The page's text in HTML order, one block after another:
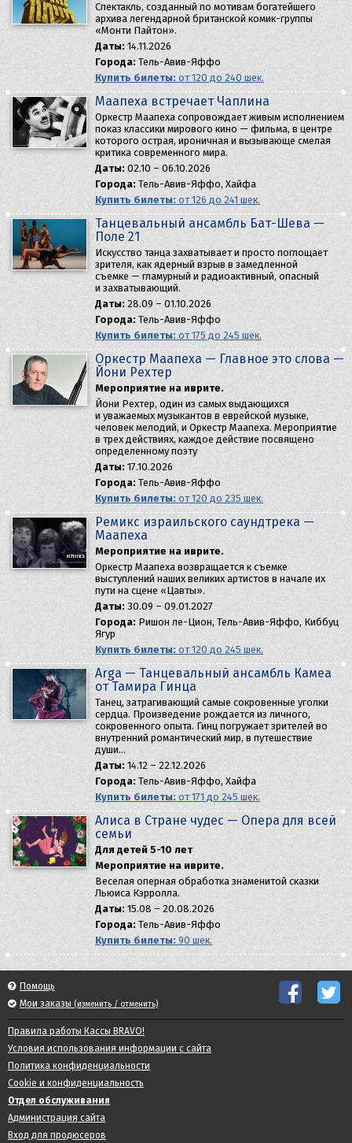
Спектакль, созданный по мотивам богатейшего
архива легендарной британской комик-группы
«Монти Пайтон».
Даты: 14.11.2026
Города: Тель-Авив-Яффо
Купить билеты: от 120 до 240 шек.
Маапеха встречает Чаплина
Оркестр Маапеха сопровождает живым исполнением
показ классики мирового кино — фильма, в центре
которого острая, ироничная и вызывающе смелая
критика современного мира.
Даты: 02.10 – 06.10.2026
Города: Тель-Авив-Яффо, Хайфа
Купить билеты: от 126 до 241 шек.
Танцевальный ансамбль Бат-Шева —
Поле 21
Искусство танца захватывает и просто поглощает
зрителя, как ядерный взрыв в замедленной
съемке — гламурный и радиоактивный, опасный
и захватывающий.
Даты: 28.09 – 01.10.2026
Города: Тель-Авив-Яффо
Купить билеты: от 175 до 245 шек.
Оркестр Маапеха — Главное это слова —
Йони Рехтер
Мероприятие на иврите.
Йони Рехтер, один из самых выдающихся
и уважаемых музыкантов в еврейской музыке,
человек мелодий, и Оркестр Маапеха. Мероприятие
в трех действиях, каждое действие посвящено
определенному поэту
Даты: 17.10.2026
Города: Тель-Авив-Яффо
Купить билеты: от 120 до 235 шек.
Ремикс израильского саундтрека —
Маапеха
Мероприятие на иврите.
Оркестр Маапеха возвращается к съемке
выступлений наших великих артистов в начале их
пути на сцене «Цавты».
Даты: 30.09 – 09.01.2027
Города: Ришон ле-Цион, Тель-Авив-Яффо, Киббуц
Ягур
Купить билеты: от 120 до 245 шек.
Arga — Танцевальный ансамбль Камеа
от Тамира Гинца
Танец, затрагивающий самые сокровенные уголки
сердца. Произведение рождается из личного,
сокровенного опыта. Гинц погружает зрителей во
внутренний романтический мир, в путешествие
души…
Даты: 14.12 – 22.12.2026
Города: Тель-Авив-Яффо, Хайфа
Купить билеты: от 171 до 245 шек.
Алиса в Стране чудес — Опера для всей
семьи
Для детей 5-10 лет
Мероприятие на иврите.
Веселая оперная обработка знаменитой сказки
Льюиса Кэрролла.
Даты: 15.08 – 20.08.2026
Города: Тель-Авив-Яффо
Купить билеты: 90 шек.
Помощь
Мои заказы (изменить / отменить)
Правила работы Кассы BRAVO!
Условия использования информации с сайта
Политика конфиденциальности
Cookie и конфиденциальность
Отдел обслуживания
Администрация сайта
Вход для продюсеров